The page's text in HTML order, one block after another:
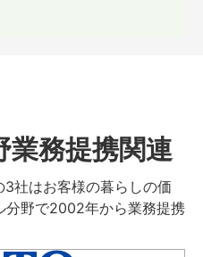
業務提携関連
社はお客様の暮らしの価
分野で2002年から業務提携